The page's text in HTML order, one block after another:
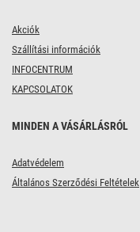
IP44/IP21
Akciók
Szállítási információk
INFOCENTRUM
KAPCSOLATOK
MINDEN A VÁSÁRLÁSRÓL
Adatvédelem
Általános Szerződési Feltételek